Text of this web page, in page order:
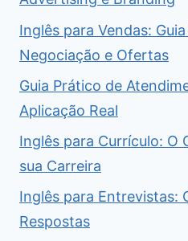
Inglês para Vendas:
Negociação e Ofertas
Guia Prático de
Aplicação Real
Inglês para Currículo: O
sua Carreira
Inglês para Entrevistas:
Respostas